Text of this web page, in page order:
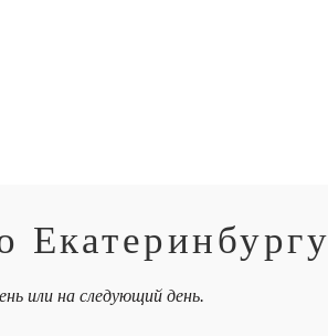
Екатеринбургу
или на следующий день.